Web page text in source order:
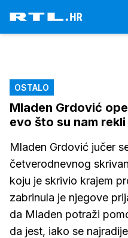
OSTALO
Mladen Grdović
evo što su nam rekli
Mladen Grdović jučer
četverodnevnog
koju je skrivio krajem
zabrinula je njegove
da Mladen potraži
da jest, iako se